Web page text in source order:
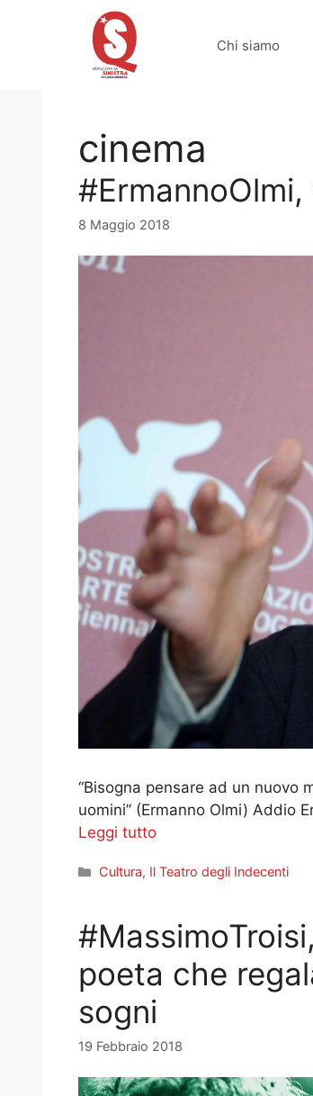
Chi siamo
cinema
8 Maggio 2018
“Bisogna pensare ad un nuovo
uomini” (Ermanno Olmi) Addio
Leggi tutto
Categorie
Cultura, Il Teatro degli Indecenti
poeta che
sogni
19 Febbraio 2018